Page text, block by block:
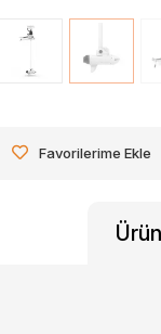
Favorilerime Ekle